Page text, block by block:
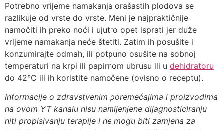
Potrebno vrijeme namakanja orašastih plodova se
razlikuje od vrste do vrste. Meni je najpraktičnije
namočiti ih preko noći i ujutro opet isprati jer duže
vrijeme namakanja neće štetiti. Zatim ih posušite i
konzumirajte odmah, ili potpuno osušite na sobnoj
temperaturi na krpi ili papirnom ubrusu ili u dehidratoru
do 42°C ili ih koristite namočene (ovisno o receptu).
Informacije o zdravstvenim poremećajima i proizvodima
na ovom YT kanalu nisu namijenjene dijagnosticiranju
niti propisivanju terapije i ne mogu biti zamjena za